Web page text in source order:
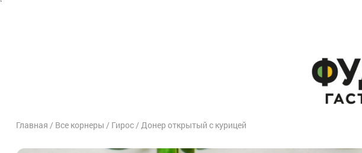
`
Главная Все корнеры Гирос Донер открытый с курицей